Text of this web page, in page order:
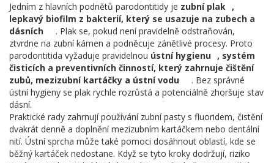
Jedním z hlavních podnětů parodontitidy je zubní plak ,
lepkavý biofilm z bakterií, který se usazuje na zubech a
dásních
. Plak se, pokud není pravidelně odstraňován,
ztvrdne na zubní kámen a podněcuje zánětlivé procesy. Proto
parodontitida vyžaduje pravidelnou ústní hygienu , systém
čisticích a preventivních činností, který zahrnuje čištění
zubů, mezizubní kartáčky a ústní vodu
. Bez správné
ústní hygieny se plak rychle rozrůstá a potenciálně zhoršuje stav
dásní.
Praktické rady zahrnují používání zubní pasty s fluoridem, čistění
dvakrát denně a doplnění mezizubním kartáčkem nebo dentální
nití. Ústní sprcha může také pomoci dosáhnout oblastí, kde se
běžný kartáček nedostane. Když se tyto kroky dodržují, riziko